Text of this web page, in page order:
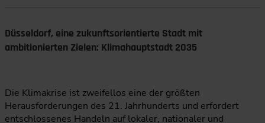
Düsseldorf, eine zukunftsorientierte Stadt mit
ambitionierten Zielen: Klimahauptstadt 2035
Die Klimakrise ist zweifellos eine der größten
Herausforderungen des 21. Jahrhunderts und erfordert
entschlossenes Handeln auf lokaler, nationaler und